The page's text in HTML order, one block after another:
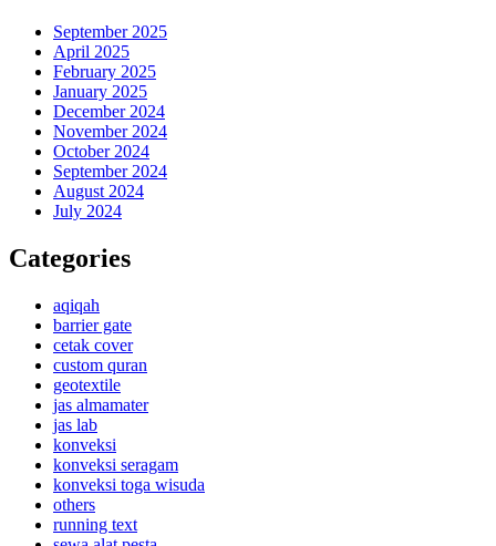
September 2025
April 2025
February 2025
January 2025
December 2024
November 2024
October 2024
September 2024
August 2024
July 2024
Categories
aqiqah
barrier gate
cetak cover
custom quran
geotextile
jas almamater
jas lab
konveksi
konveksi seragam
konveksi toga wisuda
others
running text